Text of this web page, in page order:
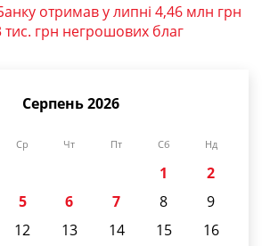
отримав у липні 4,46 млн грн
тис. грн негрошових благ
Серпень 2026
Ср Чт Пт Сб Нд
1
2
5 6 7 8
9
12 13 14 15
16